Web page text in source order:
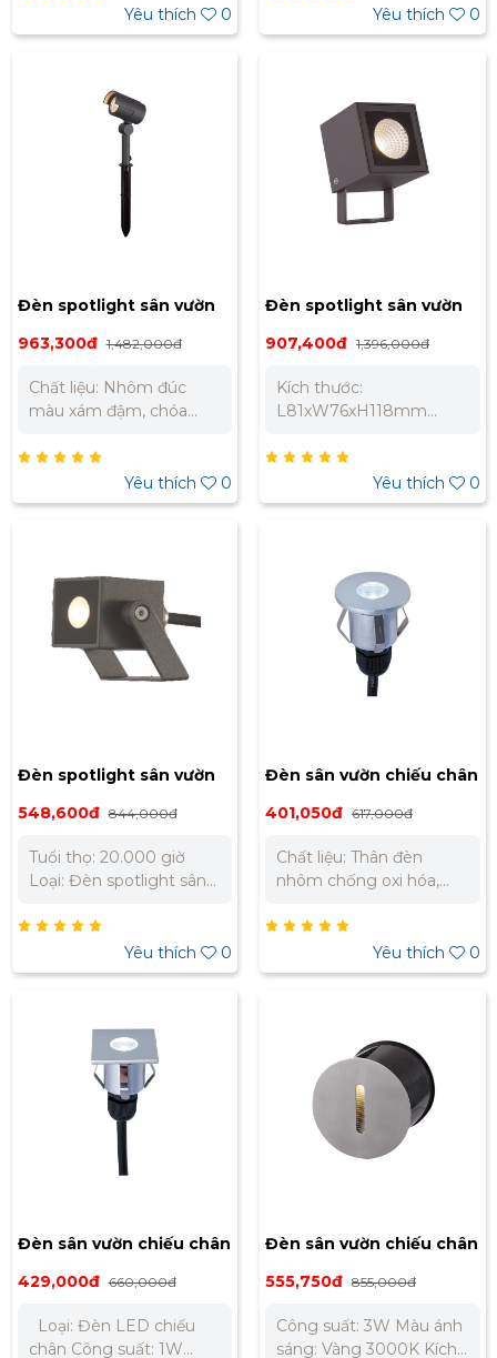
sáng: vàng 3000K Tuổi
thọ bóng đèn: 30.000
liệu: Nhôm đúc màu
xám đậm, chóa đèn
thủy tinh trong, chân
cắm nhựa đen Kích
thước: W120 x H210
Yêu thích 0
Điện thế sử dụng:
AC200-240V~50Hz
Trọng lượng: 1.1kg Màu
ánh sáng: Ánh sáng
vàng 3000K Quang
thông: 934lm PF: 0.99
CRI: Ra82 Chỉ số bảo vệ:
IP65 Góc chiếu: 41° Tuổi
Yêu thích 0
Đèn spotlight sân vườn
Nanoco 10W ánh sáng
963,300đ 1,482,000đ
Chất liệu: Nhôm đúc
màu xám đậm, chóa
chân cắm nhựa đen
Điện thế sử dụng:
AC200-240V~50Hz
Trọng lượng: 1.1kg Màu
ánh sáng: Ánh sáng
vàng 3000K Quang
thông: 613lm PF: 0.99
CRI: Ra82 Chỉ số bảo vệ:
Yêu thích 0
Đèn spotlight sân vườn
Nanoco 10W ánh sáng
907,400đ 1,396,000đ
Kích thước:
L81xW76xH118mm
sáng vàng 3000K PF:
0.99 CRI: Ra83 - IP65
Chất liệu: Nhôm đúc
chân cắm nhựa đen Góc
chiếu: 26°
Yêu thích 0
Đèn spotlight sân vườn
Nanoco 1W ánh sáng
548,600đ 844,000đ
Tuổi thọ: 20.000 giờ
Loại: Đèn spotlight sân
1W(1x1W COB)/ AC200-
240V~50Hz Kích thước:
L40xW40xH40mm
Ra80 PF: 0.45 IP: 65
Chất liệu: Nhôm đúc
màu xám đậm, chóa
đèn thủy tinh trong Góc
chiếu: 28° Màu ánh
sáng: Vàng 3000K
Yêu thích 0
Đèn sân vườn chiếu chân
lắp âm Nanoco 1W ánh
401,050đ 617,000đ
Chất liệu: Thân đèn
nhôm chống oxi hóa,
trong Kiểu dáng: Mặt
tròn Màu sắc: Bạc bóng
Điện áp hoạt động:
thước đèn: Ø40 x
H50mm Kích thước
khoét lỗ: Ø25mm Trọng
lượng: 0.13kg Màu ánh
sáng: Ánh sáng vàng
3000K Quang thông:
giờ
Yêu thích 0
Đèn sân vườn chiếu chân
lắp âm Nanoco 1W ánh
429,000đ 660,000đ
chân Công suất: 1W
Đèn sân vườn chiếu chân
lắp âm Nanoco 3W ánh
555,750đ 855,000đ
Công suất: 3W Màu ánh
sáng: Vàng 3000K Kích